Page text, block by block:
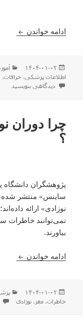
ادامه خواندن گاو
ارسال
شده
در
۱۴۰۴-۰۱-۰۲
اطلاعات پزشکی،خرافات،
برای گاو نباشیم !!
دیدگاهی بنویسید
چرا دوران
؟
پژوهشگران دانشگاه
ساینس» منتشر
نوزادی» ارائه
نمی‌توانند خاطرات
بیاورند.
ادامه خواندن چرا
ارسال
شده
۱۴۰۴-۰۱-۰۲
خاطرات،مغز ،نوزادی